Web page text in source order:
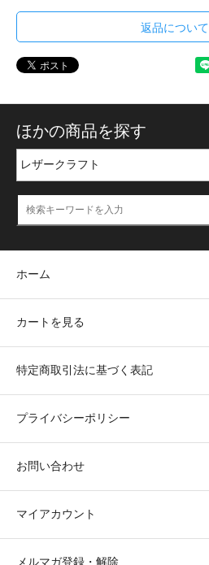
返品について
ほかの商品を探す
ホーム
カートを見る
特定商取引法に基づく表記
プライバシーポリシー
お問い合わせ
マイアカウント
メルマガ登録・解除